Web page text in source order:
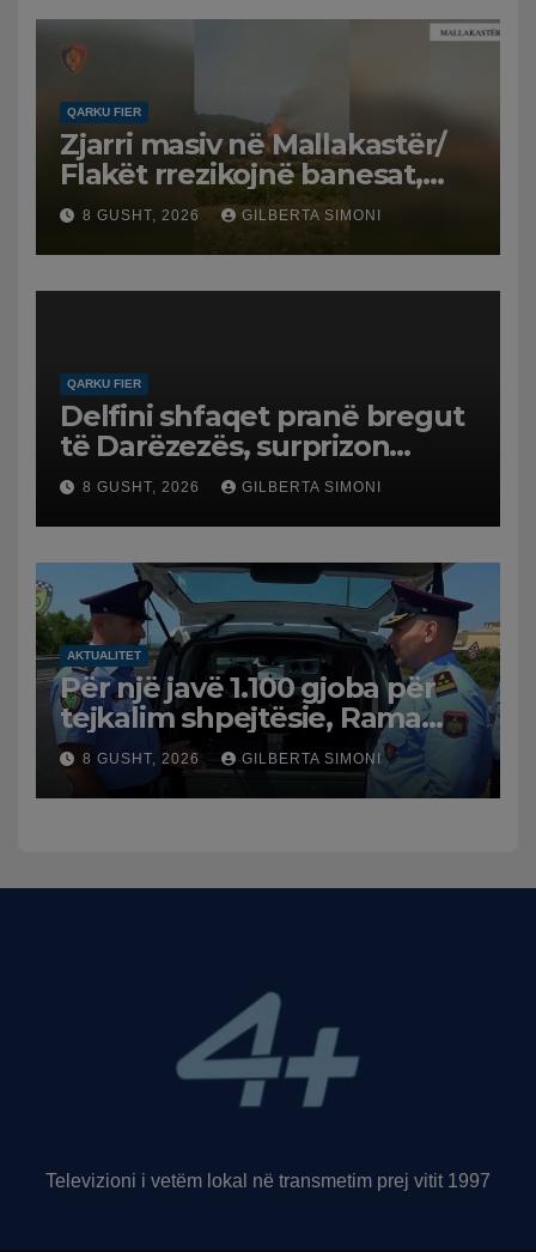
QARKU FIER
Zjarri masiv në Mallakastër/
Flakët rrezikojnë banesat,
Policia evakuon disa familje
në Koilac
8 GUSHT, 2026 GILBERTA SIMONI
QARKU FIER
Delfini shfaqet pranë bregut
të Darëzezës, surprizon
pushuesit dhe banorët
8 GUSHT, 2026 GILBERTA SIMONI
AKTUALITET
Për një javë 1.100 gjoba për
tejkalim shpejtësie, Rama
publikon videon: Kamerat e
trafikut së shpejti në
funksion
8 GUSHT, 2026 GILBERTA SIMONI
Televizioni i vetëm lokal në transmetim prej vitit 1997